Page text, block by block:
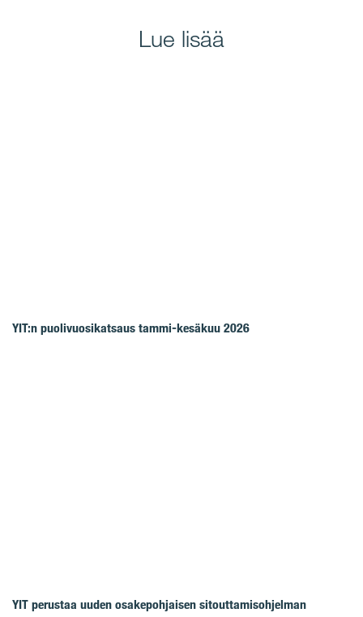
Lue lisää
YIT:n puolivuosikatsaus tammi-kesäkuu 2026
YIT perustaa uuden osakepohjaisen sitouttamisohjelman